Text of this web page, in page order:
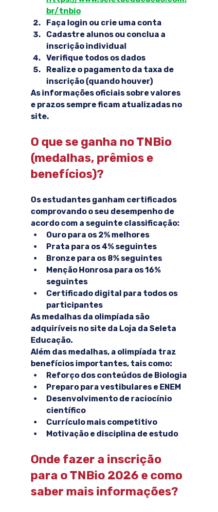
br/tnbio
Faça login ou crie uma conta
Cadastre alunos ou conclua a
inscrição individual
Verifique todos os dados
Realize o pagamento da taxa de
inscrição (quando houver)
As informações oficiais sobre valores
e prazos sempre ficam atualizadas no
site.
O que se ganha no TNBio
(medalhas, prêmios e
benefícios)?
Os estudantes ganham certificados
comprovando o seu desempenho de
acordo com a seguinte classificação:
Ouro para os 2% melhores
Prata para os 4% seguintes
Bronze para os 8% seguintes
Menção Honrosa para os 16%
seguintes
Certificado digital para todos os
participantes
As medalhas da olimpíada são
adquiríveis no site da Loja da Seleta
Educação.
Além das medalhas, a olimpíada traz
benefícios importantes, tais como:
Reforço dos conteúdos de Biologia
Preparo para vestibulares e ENEM
Desenvolvimento de raciocínio
científico
Currículo mais competitivo
Motivação e disciplina de estudo
Onde fazer a inscrição
para o TNBio 2026 e como
saber mais informações?